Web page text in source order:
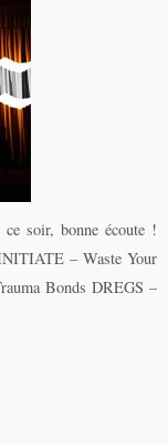
soir, bonne écoute !
– Waste Your
Bonds DREGS –